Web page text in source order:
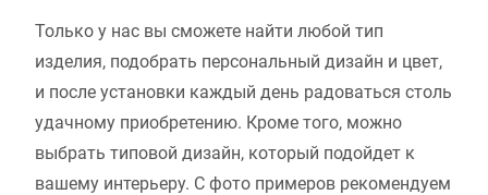
Только у нас вы сможете найти любой тип
изделия, подобрать персональный дизайн и цвет,
и после установки каждый день радоваться столь
удачному приобретению. Кроме того, можно
выбрать типовой дизайн, который подойдет к
вашему интерьеру. С фото примеров рекомендуем